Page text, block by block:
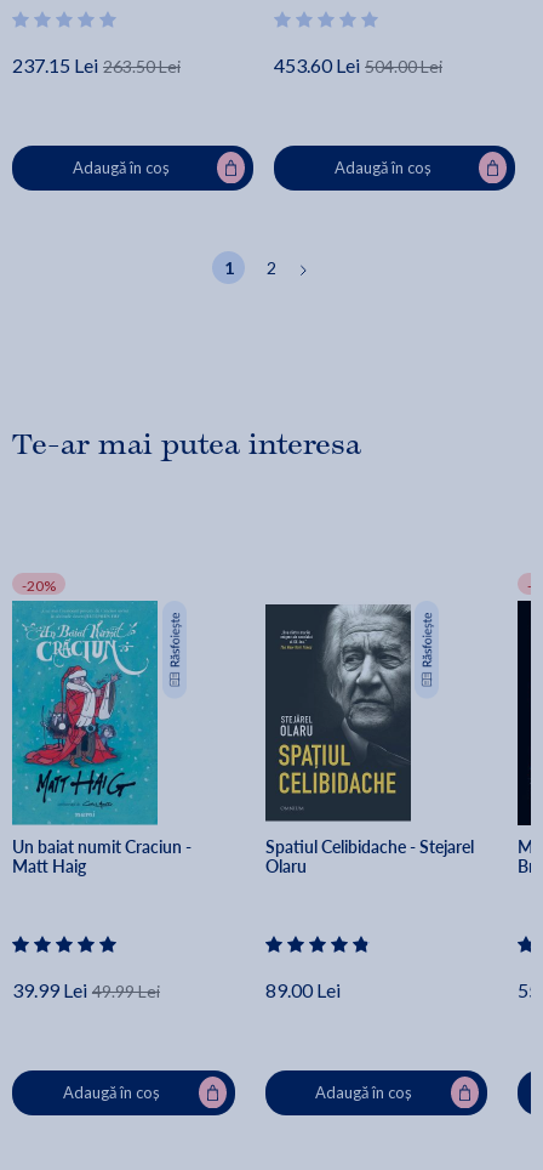
237.15 Lei 263.50 Lei
Adaugă în coș
Christopher Finch
453.60 Lei 504.00 Lei
Adaugă în coș
1 2
Te-ar mai putea interesa
-20%
Un baiat numit Craciun -
Matt Haig
39.99 Lei 49.99 Lei
Adaugă în coș
Spatiul Celibidache - Stejarel
Olaru
89.00 Lei
Adaugă în coș
-